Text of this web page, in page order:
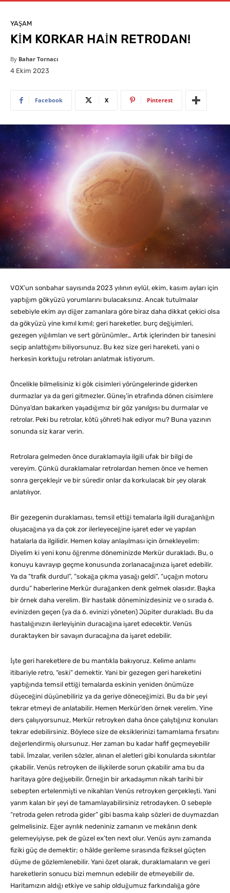
YAŞAM
KİM KORKAR HAİN RETRODAN!
By Bahar Tornacı
4 Ekim 2023
Facebook X Pinterest
VOX’un sonbahar sayısında 2023 yılının eylül, ekim, kasım ayları için
yaptığım gökyüzü yorumlarını bulacaksınız. Ancak tutulmalar
sebebiyle ekim ayı diğer zamanlara göre biraz daha dikkat çekici olsa
da gökyüzü yine kımıl kımıl; geri hareketler, burç değişimleri,
gezegen yığılımları ve sert görünümler… Artık içlerinden bir tanesini
seçip anlattığımı biliyorsunuz. Bu kez size geri hareketi, yani o
herkesin korktuğu retroları anlatmak istiyorum.
Öncelikle bilmelisiniz ki gök cisimleri yörüngelerinde giderken
durmazlar ya da geri gitmezler. Güneş’in etrafında dönen cisimlere
Dünya’dan bakarken yaşadığımız bir göz yanılgısı bu durmalar ve
retrolar. Peki bu retrolar, kötü şöhreti hak ediyor mu? Buna yazının
sonunda siz karar verin.
Retrolara gelmeden önce duraklamayla ilgili ufak bir bilgi de
vereyim. Çünkü duraklamalar retrolardan hemen önce ve hemen
sonra gerçekleşir ve bir süredir onlar da korkulacak bir şey olarak
anlatılıyor.
Bir gezegenin duraklaması, temsil ettiği temalarla ilgili durağanlığın
oluşacağına ya da çok zor ilerleyeceğine işaret eder ve yapılan
hatalarla da ilgilidir. Hemen kolay anlaşılması için örnekleyelim:
Diyelim ki yeni konu öğrenme döneminizde Merkür durakladı. Bu, o
konuyu kavrayıp geçme konusunda zorlanacağınıza işaret edebilir.
Ya da “trafik durdu!”, “sokağa çıkma yasağı geldi”, “uçağın motoru
durdu” haberlerine Merkür durağanken denk gelmek olasıdır. Başka
bir örnek daha verelim. Bir hastalık döneminizdesiniz ve o sırada 6.
evinizden geçen (ya da 6. evinizi yöneten) Jüpiter durakladı. Bu da
hastalığınızın ilerleyişinin duracağına işaret edecektir. Venüs
duraktayken bir savaşın duracağına da işaret edebilir.
İşte geri hareketlere de bu mantıkla bakıyoruz. Kelime anlamı
itibariyle retro, “eski” demektir. Yani bir gezegen geri hareketini
yaptığında temsil ettiği temalarda eskinin yeniden önümüze
düşeceğini düşünebiliriz ya da geriye döneceğimizi. Bu da bir şeyi
tekrar etmeyi de anlatabilir. Hemen Merkür’den örnek verelim. Yine
ders çalışıyorsunuz, Merkür retroyken daha önce çalıştığınız konuları
tekrar edebilirsiniz. Böylece size de eksiklerinizi tamamlama fırsatını
değerlendirmiş olursunuz. Her zaman bu kadar hafif geçmeyebilir
tabii. İmzalar, verilen sözler, alınan el aletleri gibi konularda sıkıntılar
çıkabilir. Venüs retroyken de ilişkilerde sorun çıkabilir ama bu da
haritaya göre değişebilir. Örneğin bir arkadaşımın nikah tarihi bir
sebepten ertelenmişti ve nikahları Venüs retroyken gerçekleşti. Yani
yarım kalan bir şeyi de tamamlayabilirsiniz retrodayken. O sebeple
“retroda gelen retroda gider” gibi basma kalıp sözleri de duymazdan
gelmelisiniz. Eğer ayrılık nedeniniz zamanın ve mekânın denk
gelemeyişiyse, pek de güzel ex’ten next olur. Venüs aynı zamanda
fiziki güç de demektir; o hâlde gerileme sırasında fiziksel güçten
düşme de gözlemlenebilir. Yani özet olarak, duraklamaların ve geri
hareketlerin sonucu bizi memnun edebilir de etmeyebilir de.
Haritamızın aldığı etkiye ve sahip olduğumuz farkındalığa göre